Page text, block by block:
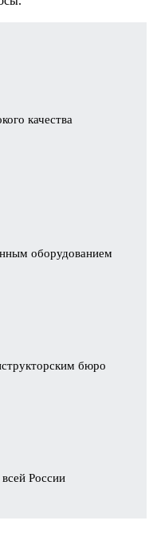
качества
оборудованием
бюро
России